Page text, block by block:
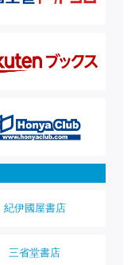
紀伊國屋書店
三省堂書店